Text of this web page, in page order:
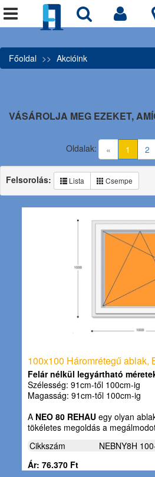
Főoldal Akcióink
VÁSÁROLJA MEG EZEKET,
« 1 2
Oldalak:
Felsorolás: Lista Csempe
100x100 Háromrétegű ablak,
Felár nélkül legyártható
Szélesség: 91cm-től 100cm-ig
Magasság: 91cm-től 100cm-ig
A NEO 80 REHAU egy olyan
tökéletes megoldás a
Cikkszám
NEBNY8H
Ár: 76.370 Ft